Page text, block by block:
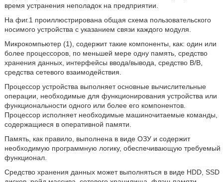
время устранения неполадок на предприятии.
На фиг.1 проиллюстрирована общая схема пользовательского
носимого устройства с указанием связи каждого модуля.
Микрокомпьютер (1), содержит такие компоненты, как: один или
более процессоров, по меньшей мере одну память, средство
хранения данных, интерфейсы ввода/вывода, средство В/В,
средства сетевого взаимодействия.
Процессор устройства выполняет основные вычислительные
операции, необходимые для функционирования устройства или
функциональности одного или более его компонентов.
Процессор исполняет необходимые машиночитаемые команды,
содержащиеся в оперативной памяти.
Память, как правило, выполнена в виде ОЗУ и содержит
необходимую программную логику, обеспечивающую требуемый
функционал.
Средство хранения данных может выполняться в виде HDD, SSD